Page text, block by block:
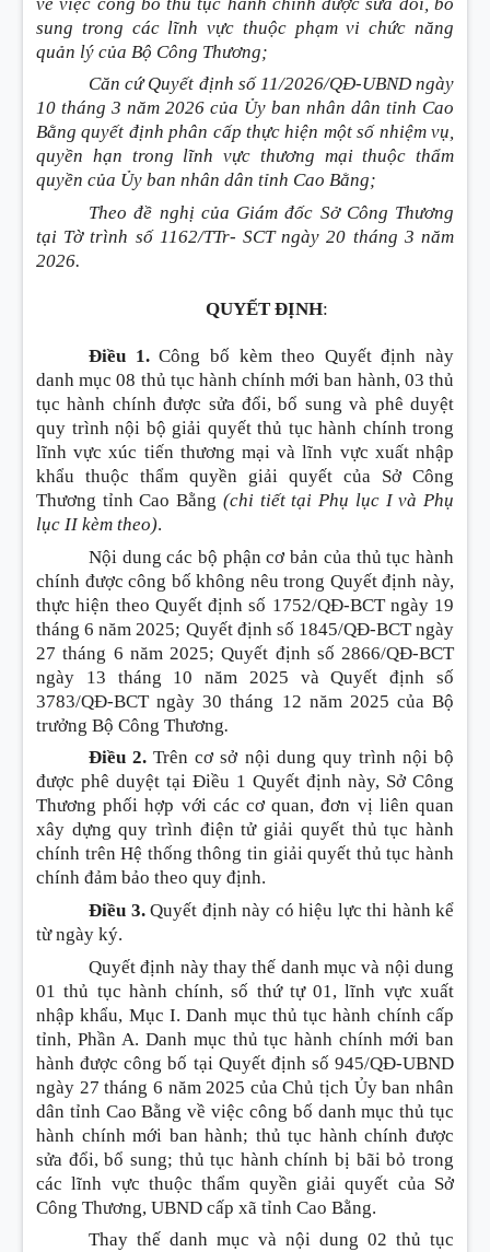
sung trong các lĩnh vực thuộc phạm vi chức năng
quản lý của Bộ Công Thương;
Căn cứ Quyết định số 11/2026/QĐ-UBND ngày
10 tháng 3 năm 2026 của Ủy ban nhân dân tỉnh Cao
Bằng quyết định phân cấp thực hiện một số nhiệm vụ,
quyền hạn trong lĩnh vực thương mại thuộc thẩm
quyền của Ủy ban nhân dân tỉnh Cao Bằng;
Theo đề nghị của Giám đốc Sở Công Thương
tại Tờ trình số 1162/TTr- SCT ngày 20 tháng 3 năm
2026.
QUYẾT ĐỊNH:
Điều 1.Công bố kèm theo Quyết định này
danh mục 08 thủ tục hành chính mới ban hành, 03 thủ
tục hành chính được sửa đổi, bổ sung và phê duyệt
quy trình nội bộ giải quyết thủ tục hành chính trong
lĩnh vực xúc tiến thương mại và lĩnh vực xuất nhập
khẩu thuộc thẩm quyền giải quyết của Sở Công
Thương tỉnh Cao Bằng (chi tiết tại Phụ lục I và Phụ
lục II kèm theo).
Nội dung các bộ phận cơ bản của thủ tục hành
chính được công bố không nêu trong Quyết định này,
thực hiện theo Quyết định số 1752/QĐ-BCT ngày 19
tháng 6 năm 2025; Quyết định số 1845/QĐ-BCT ngày
27 tháng 6 năm 2025; Quyết định số 2866/QĐ-BCT
ngày 13 tháng 10 năm 2025 và Quyết định số
3783/QĐ-BCT ngày 30 tháng 12 năm 2025 của Bộ
trưởng Bộ Công Thương.
Điều 2.Trên cơ sở nội dung quy trình nội bộ
được phê duyệt tại Điều 1 Quyết định này, Sở Công
Thương phối hợp với các cơ quan, đơn vị liên quan
xây dựng quy trình điện tử giải quyết thủ tục hành
chính trên Hệ thống thông tin giải quyết thủ tục hành
chính đảm bảo theo quy định.
Điều 3. Quyết định này có hiệu lực thi hành kể
từ ngày ký.
Quyết định này thay thế danh mục và nội dung
01 thủ tục hành chính, số thứ tự 01, lĩnh vực xuất
nhập khẩu, Mục I. Danh mục thủ tục hành chính cấp
tỉnh, Phần A. Danh mục thủ tục hành chính mới ban
hành được công bố tại Quyết định số 945/QĐ-UBND
ngày 27 tháng 6 năm 2025 của Chủ tịch Ủy ban nhân
dân tỉnh Cao Bằng về việc công bố danh mục thủ tục
hành chính mới ban hành; thủ tục hành chính được
sửa đổi, bổ sung; thủ tục hành chính bị bãi bỏ trong
các lĩnh vực thuộc thẩm quyền giải quyết của Sở
Công Thương, UBND cấp xã tỉnh Cao Bằng.
Thay thế danh mục và nội dung 02 thủ tục